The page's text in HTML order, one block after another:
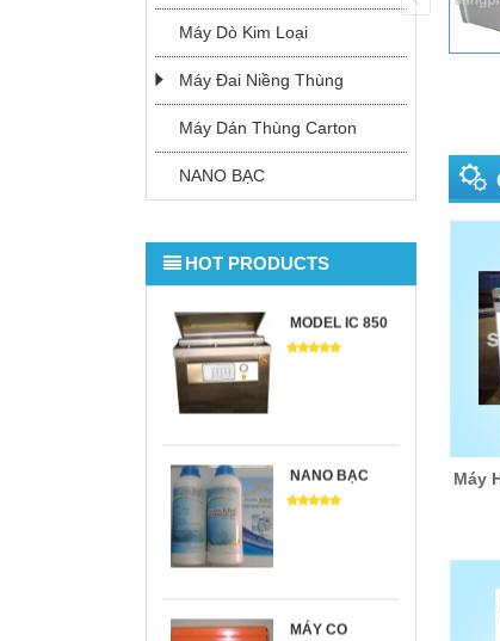
Máy Dò Kim Loại
Máy Đai Niềng Thùng
Máy Dán Thùng Carton
NANO BẠC
HOT PRODUCTS
MÁY ĐAI
TỰ ĐỘNG
MODEL IC 850
NANO BẠC
MÁY CO
Máy